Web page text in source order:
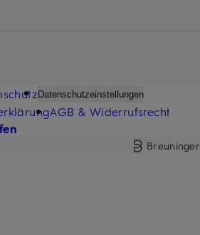
Datenschutzeinstellungen
AGB & Widerrufsrecht
Breuninger